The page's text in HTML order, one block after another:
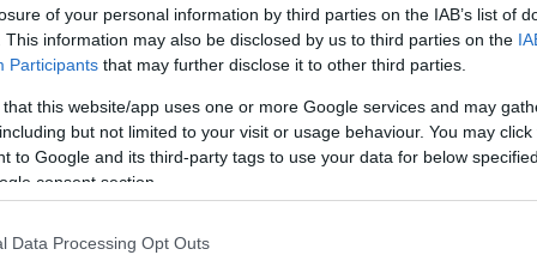
of your personal information by third parties on the IAB’s list of
This information may also be disclosed by us to third parties on the
Participants that may further disclose it to other third parties.
that this website/app uses one or more Google services and may
but not limited to your visit or usage behaviour. You may
to Google and its third-party tags to use your data for below
consent section.
Data Processing Opt Outs
πραγματοποιούνται στα δικαστήρια
με όλους τους εμπλεκόμενους να
ένας από τους κατηγορούμενους,
αναμένεται να ακολουθήσουν και οι
και ο φερόμενος ως επικεφαλής του
άνδρας.